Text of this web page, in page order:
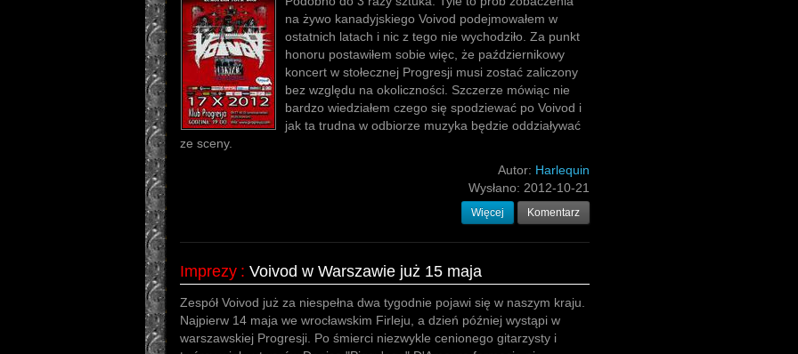
na żywo kanadyjskiego Voivod podejmowałem w
ostatnich latach i nic z tego nie wychodziło. Za punkt
honoru postawiłem sobie więc, że październikowy
koncert w stołecznej Progresji musi zostać zaliczony
bez względu na okoliczności. Szczerze mówiąc nie
bardzo wiedziałem czego się spodziewać po Voivod i
jak ta trudna w odbiorze muzyka będzie oddziaływać
ze sceny.
Autor: Harlequin
Wysłano: 2012-10-21
Więcej Komentarz
Imprezy : Voivod w Warszawie już 15 maja
Zespół Voivod już za niespełna dwa tygodnie pojawi się w naszym kraju.
Najpierw 14 maja we wrocławskim Firleju, a dzień później wystąpi w
warszawskiej Progresji. Po śmierci niezwykle cenionego gitarzysty i